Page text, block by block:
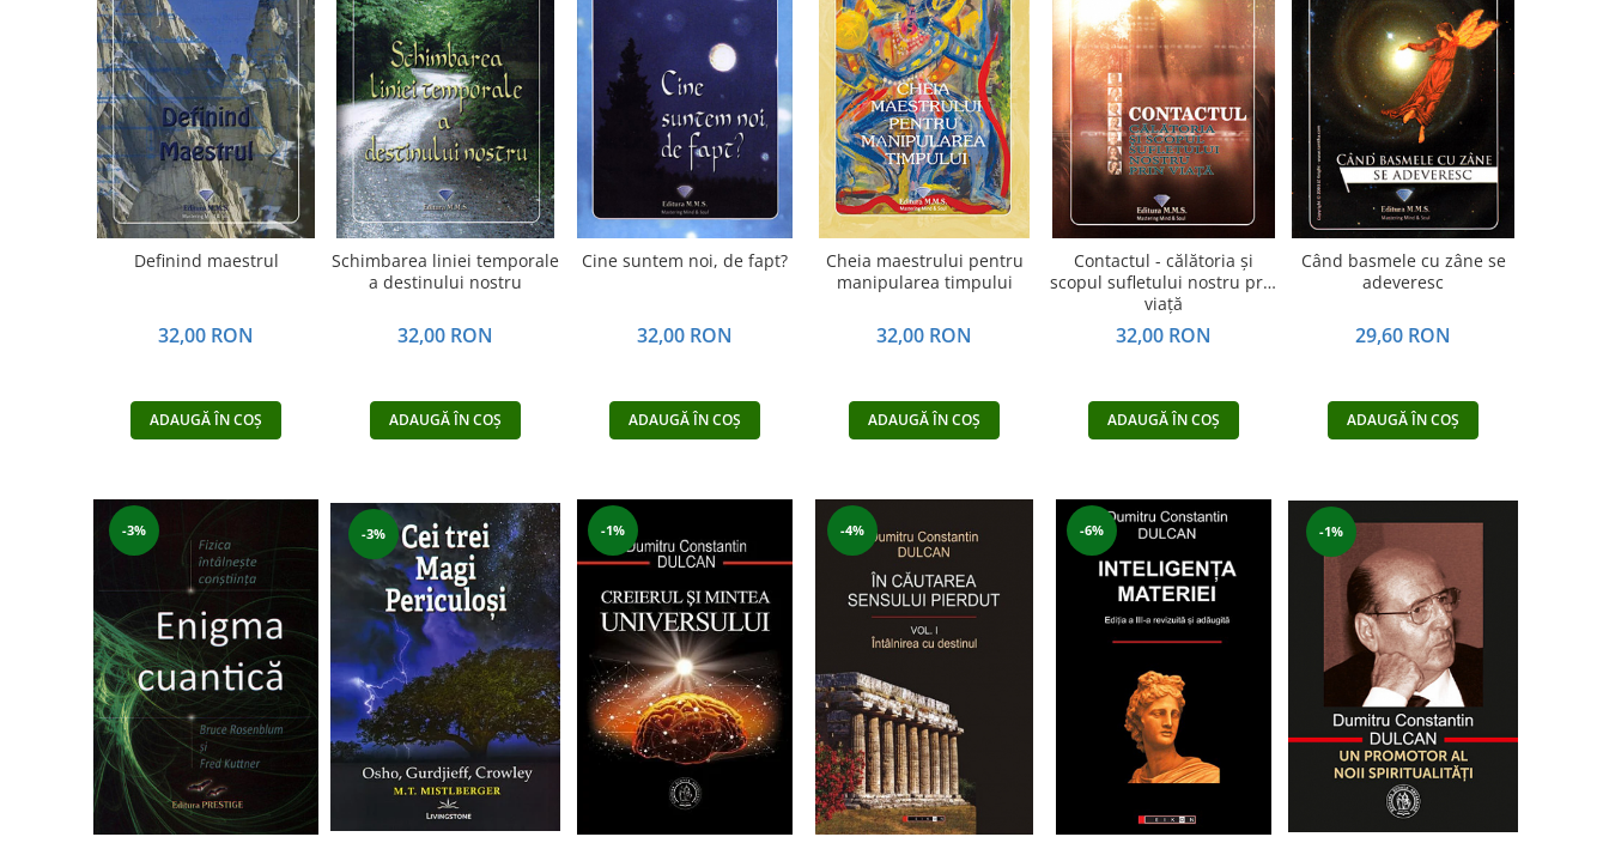
Relații de cuplu
Psihologie practică
Sexualitate
Lumea îngerilor
Seria Masaru Emoto
Inspiraţie divină
Viaţa de după moarte
Supă de pui pentru suflet
Spiritualitate şi ştiinţă
Fără categorie
Cunoaștere
Definind maestrul
32,00 RON
ADAUGĂ ÎN COȘ
Schimbarea liniei temporale
a destinului nostru
32,00 RON
ADAUGĂ ÎN COȘ
Cine suntem noi, de fapt?
32,00 RON
ADAUGĂ ÎN COȘ
Cheia maestrului pentru
manipularea timpului
32,00 RON
ADAUGĂ ÎN COȘ
Contactul - călătoria şi
scopul sufletului nostru prin
viaţă
32,00 RON
ADAUGĂ ÎN COȘ
Când basmele cu zâne se
adeveresc
29,60 RON
ADAUGĂ ÎN COȘ
-3% -3% -1% -4% -6% -1%